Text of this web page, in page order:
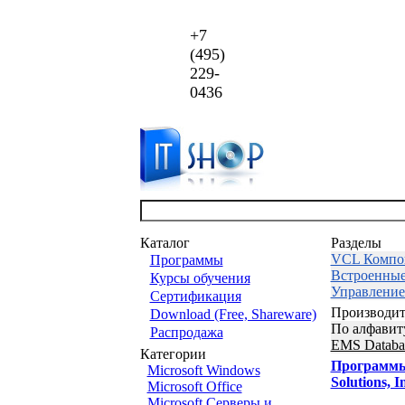
+7
(495)
229-
0436
Каталог
Программы
Курсы обучения
Сертификация
Download (Free, Shareware)
Распродажа
Категории
Microsoft Windows
Microsoft Office
Разделы
VCL
По
EMS
Solutions,